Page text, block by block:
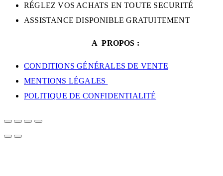
RÉGLEZ VOS ACHATS EN TOUTE SECURITÉ
ASSISTANCE DISPONIBLE GRATUITEMENT
A PROPOS :
CONDITIONS GÉNÉRALES DE VENTE
MENTIONS LÉGALES
POLITIQUE DE CONFIDENTIALITÉ